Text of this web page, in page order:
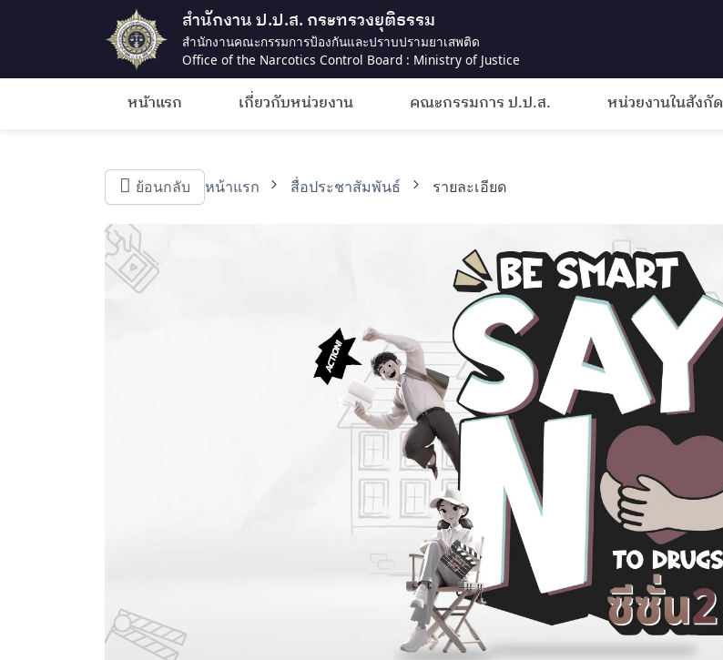
สำนักงาน ป.ป.ส. กระทรวงยุติธรรม
สำนักงานคณะกรรมการป้องกันและปราบปรามยาเสพติด
Office of the Narcotics Control Board : Ministry of Justice
หน้าแรก เกี่ยวกับหน่วยงาน คณะกรรมการ ป.ป.ส. หน่วยงานในสังกัด
ย้อนกลับ หน้าแรก สื่อประชาสัมพันธ์ รายละเอียด